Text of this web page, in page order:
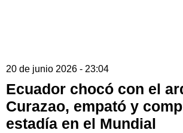
20 de junio 2026 - 23:04
Ecuador chocó con el
Curazao, empató y
estadía en el Mundial